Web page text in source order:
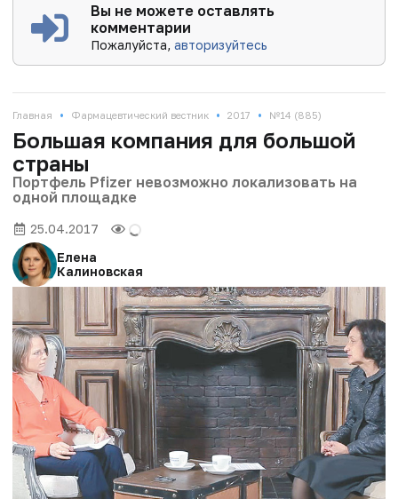
Вы не можете оставлять
комментарии
Пожалуйста,авторизуйтесь
Главная • Фармацевтический вестник • 2017 • №14 (885)
Большая компания для большой
страны
Портфель Pfizer невозможно локализовать на
одной площадке
25.04.2017
Елена
Калиновская